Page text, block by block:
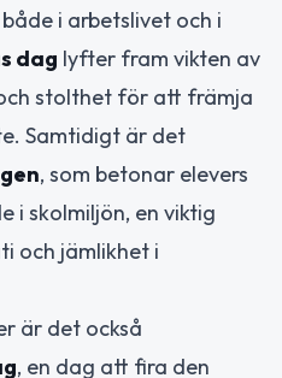
i arbetslivet och i
dag lyfter fram vikten av
stolthet för att främja
Samtidigt är det
, som betonar elevers
i skolmiljön, en viktig
och jämlikhet i
är det också
, en dag att fira den